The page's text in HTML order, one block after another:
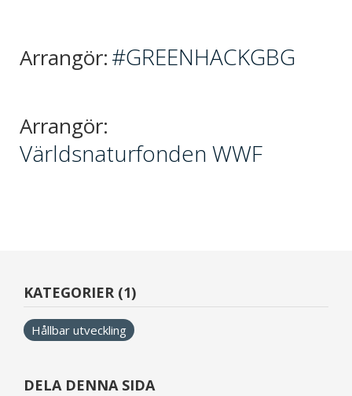
Arrangör:#GREENHACKGBG
Arrangör:
Världsnaturfonden WWF
KATEGORIER (1)
Hållbar utveckling
DELA DENNA SIDA